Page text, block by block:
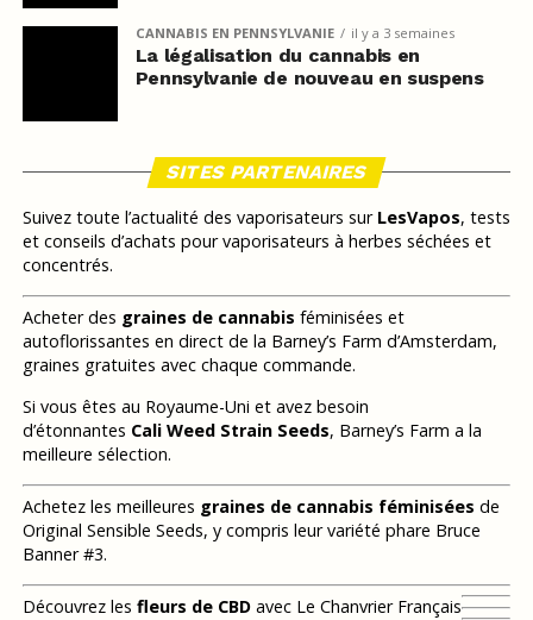
CANNABIS EN PENNSYLVANIE il y a 3 semaines
La légalisation du cannabis en
Pennsylvanie de nouveau en suspens
SITES PARTENAIRES
Suivez toute l’actualité des vaporisateurs sur LesVapos, tests
et conseils d’achats pour vaporisateurs à herbes séchées et
concentrés.
Acheter des graines de cannabis féminisées et
autoflorissantes en direct de la Barney’s Farm d’Amsterdam,
graines gratuites avec chaque commande.
Si vous êtes au Royaume-Uni et avez besoin
d’étonnantes Cali Weed Strain Seeds, Barney’s Farm a la
meilleure sélection.
Achetez les meilleures graines de cannabis féminisées de
Original Sensible Seeds, y compris leur variété phare Bruce
Banner #3.
Découvrez les fleurs de CBDavec Le Chanvrier Français